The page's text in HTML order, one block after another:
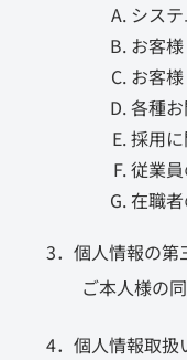
シス
お客
お客
各種
採用
従業
在職
3．個人情報の第
ご本人様の
4．個人情報取扱